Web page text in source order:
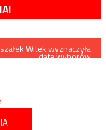
Witek wyznaczyła
datę wyborów